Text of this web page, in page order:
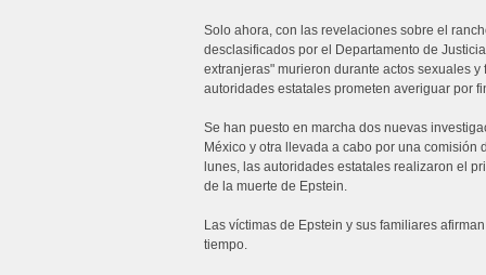
Solo ahora, con las revelaciones sobre el
desclasificados por el Departamento de
extranjeras" murieron durante actos sexuales
autoridades estatales prometen averiguar por
Se han puesto en marcha dos nuevas
México y otra llevada a cabo por una
lunes, las autoridades estatales realizaron el
de la muerte de Epstein.
Las víctimas de Epstein y sus familiares
tiempo.